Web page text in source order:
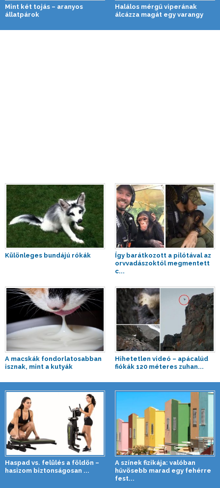
Mint két tojás – aranyos
állatpárok
Halálos mérgű viperának
álcázza magát egy varangy
Különleges bundájú rókák
Így barátkozott a pilótával az
orvvadászoktól megmentett
c...
A macskák fondorlatosabban
isznak, mint a kutyák
Hihetetlen videó – apácalúd
fiókák 120 méteres zuhan...
Haspad vs. felülés a földön –
hasizom biztonságosan ...
A színek fizikája: valóban
hűvösebb marad egy fehérre
fest...